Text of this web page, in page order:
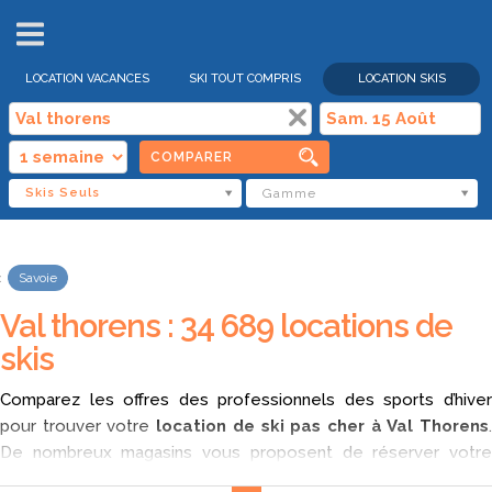
LOCATION VACANCES SKI TOUT COMPRIS LOCATION SKIS
COMPARER
Skis Seuls Gamme
Savoie
Val thorens : 34 689 locations de
skis
Comparez les offres des professionnels des sports d’hiver
pour trouver votre location de ski pas cher à Val Thorens.
De nombreux magasins vous proposent de réserver votre